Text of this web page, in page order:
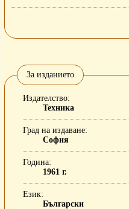
За изданието
Издателство
Техника
Град на издаване
София
Година
1961 г.
Език
Български